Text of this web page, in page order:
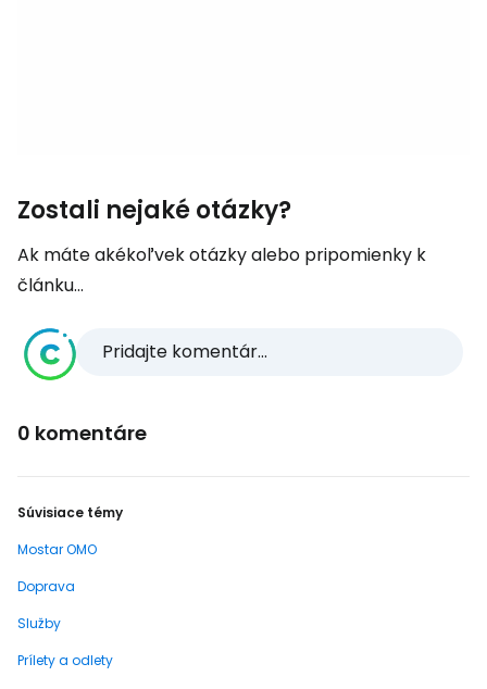
Zostali nejaké otázky?
Ak máte akékoľvek otázky alebo pripomienky k
článku...
Pridajte komentár...
0 komentáre
Súvisiace témy
Mostar OMO
Doprava
Služby
Prílety a odlety